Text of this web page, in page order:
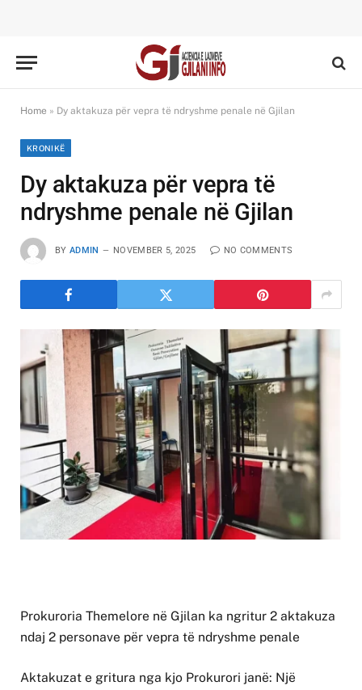
Home » Dy aktakuza për vepra të ndryshme penale në Gjilan
KRONIKË
Dy aktakuza për vepra të
ndryshme penale në Gjilan
BY ADMIN NOVEMBER 5, 2025 NO COMMENTS
Prokuroria Themelore në Gjilan ka ngritur 2 aktakuza
ndaj 2 personave për vepra të ndryshme penale
Aktakuzat e gritura nga kjo Prokurori janë: Një